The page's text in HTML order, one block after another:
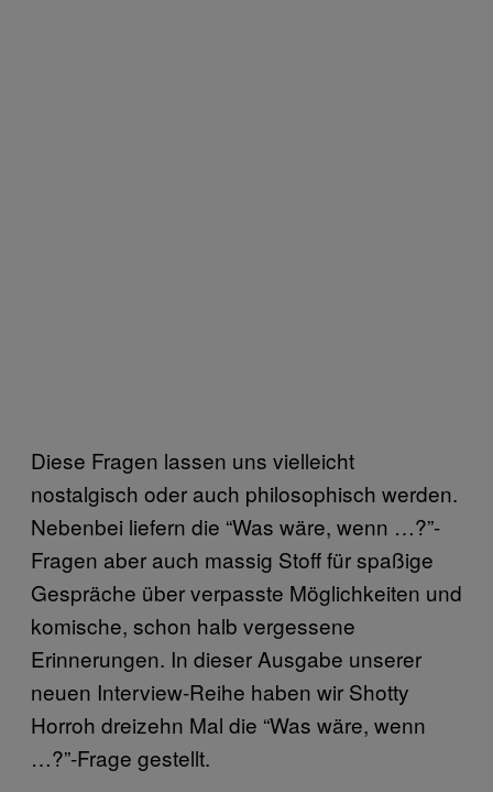
Diese Fragen lassen uns vielleicht
nostalgisch oder auch philosophisch werden.
Nebenbei liefern die “Was wäre, wenn …?”-
Fragen aber auch massig Stoff für spaßige
Gespräche über verpasste Möglichkeiten und
komische, schon halb vergessene
Erinnerungen. In dieser Ausgabe unserer
neuen Interview-Reihe haben wir Shotty
Horroh dreizehn Mal die “Was wäre, wenn
…?”-Frage gestellt.